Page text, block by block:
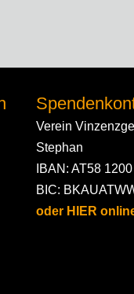
Verein
Stephan
IBAN: AT58
BIC:
oder HIER